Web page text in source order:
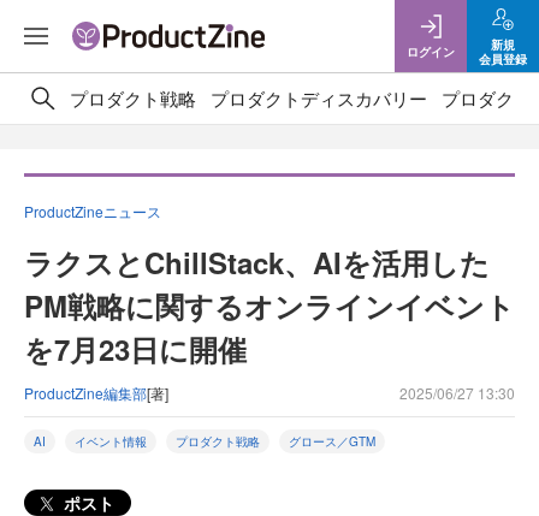
ログイン
新規
会員登録
プロダクト戦略 プロダクトディスカバリー プロダクト
ProductZineニュース
ラクスとChillStack、AIを活用した
PM戦略に関するオンラインイベント
を7月23日に開催
ProductZine編集部[著] 2025/06/27 13:30
AI イベント情報 プロダクト戦略 グロース／GTM
ポスト